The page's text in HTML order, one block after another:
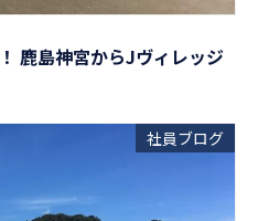
鹿島神宮からJヴィレッジ
社員ブログ